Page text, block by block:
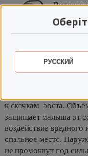
Вставка
создают
пространство.
поддерживает в
к скачкам роста.
защищает малыша от
воздействие вредного
спальное место.
не промокнут под
РУССКИЙ